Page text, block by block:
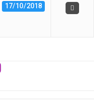
17/10/2018